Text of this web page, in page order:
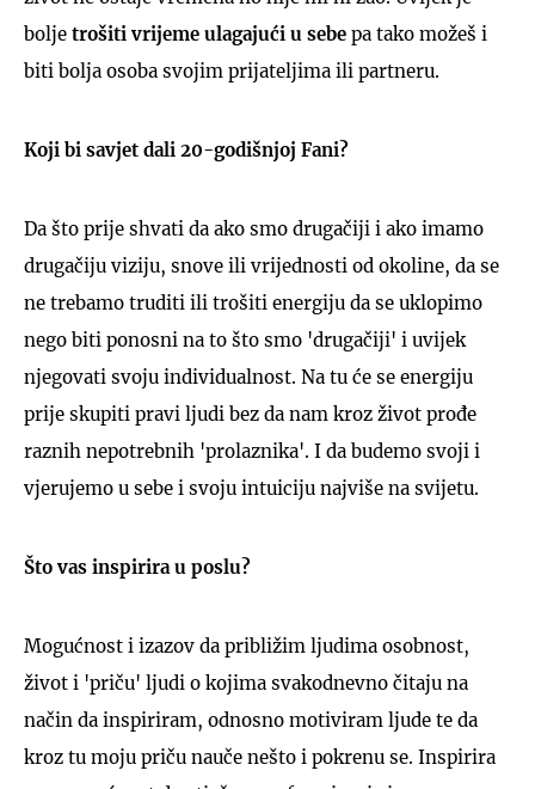
bolje trošiti vrijeme ulagajući u sebe pa tako možeš i
biti bolja osoba svojim prijateljima ili partneru.
Koji bi savjet dali 20-godišnjoj Fani?
Da što prije shvati da ako smo drugačiji i ako imamo
drugačiju viziju, snove ili vrijednosti od okoline, da se
ne trebamo truditi ili trošiti energiju da se uklopimo
nego biti ponosni na to što smo 'drugačiji' i uvijek
njegovati svoju individualnost. Na tu će se energiju
prije skupiti pravi ljudi bez da nam kroz život prođe
raznih nepotrebnih 'prolaznika'. I da budemo svoji i
vjerujemo u sebe i svoju intuiciju najviše na svijetu.
Što vas inspirira u poslu?
Mogućnost i izazov da približim ljudima osobnost,
život i 'priču' ljudi o kojima svakodnevno čitaju na
način da inspiriram, odnosno motiviram ljude te da
kroz tu moju priču nauče nešto i pokrenu se. Inspirira
UKLJUČITE NOTIFIKACIJE